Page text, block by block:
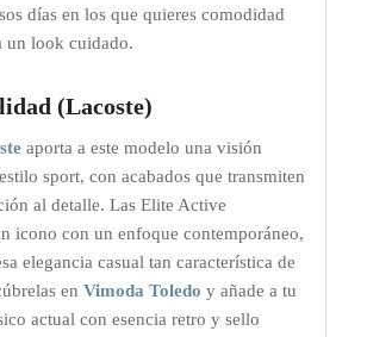
días en los que quieres comodidad
un look cuidado.
(Lacoste)
aporta a este modelo una visión
sport, con acabados que transmiten
al detalle. Las Elite Active
icono con un enfoque contemporáneo,
elegancia casual tan característica de
en Vimoda Toledo y añade a tu
actual con esencia retro y sello